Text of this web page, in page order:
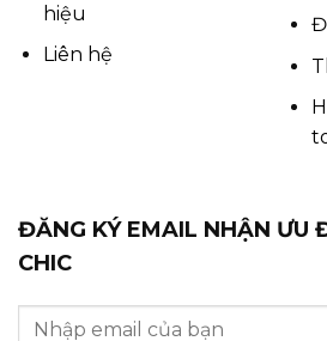
hiệu
Liên hệ
ĐĂNG KÝ EMAIL NHẬN ƯU
CHIC